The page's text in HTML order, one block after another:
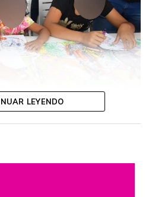
escuchó las inquietudes
orientación personalizada
LEYENDO